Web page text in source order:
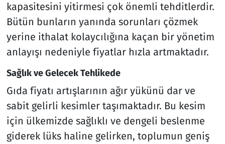
kapasitesini yitirmesi çok önemli tehditlerdir.
Bütün bunların yanında sorunları çözmek
yerine ithalat kolaycılığına kaçan bir yönetim
anlayışı nedeniyle fiyatlar hızla artmaktadır.
Sağlık ve Gelecek Tehlikede
Gıda fiyatı artışlarının ağır yükünü dar ve
sabit gelirli kesimler taşımaktadır. Bu kesim
için ülkemizde sağlıklı ve dengeli beslenme
giderek lüks haline gelirken, toplumun geniş